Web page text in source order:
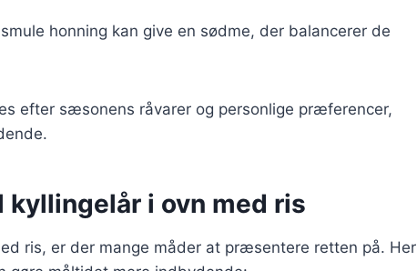
smule honning kan give en sødme, der balancerer de
efter sæsonens råvarer og personlige præferencer,
i ovn med ris
ris, er der mange måder at præsentere retten på. Her